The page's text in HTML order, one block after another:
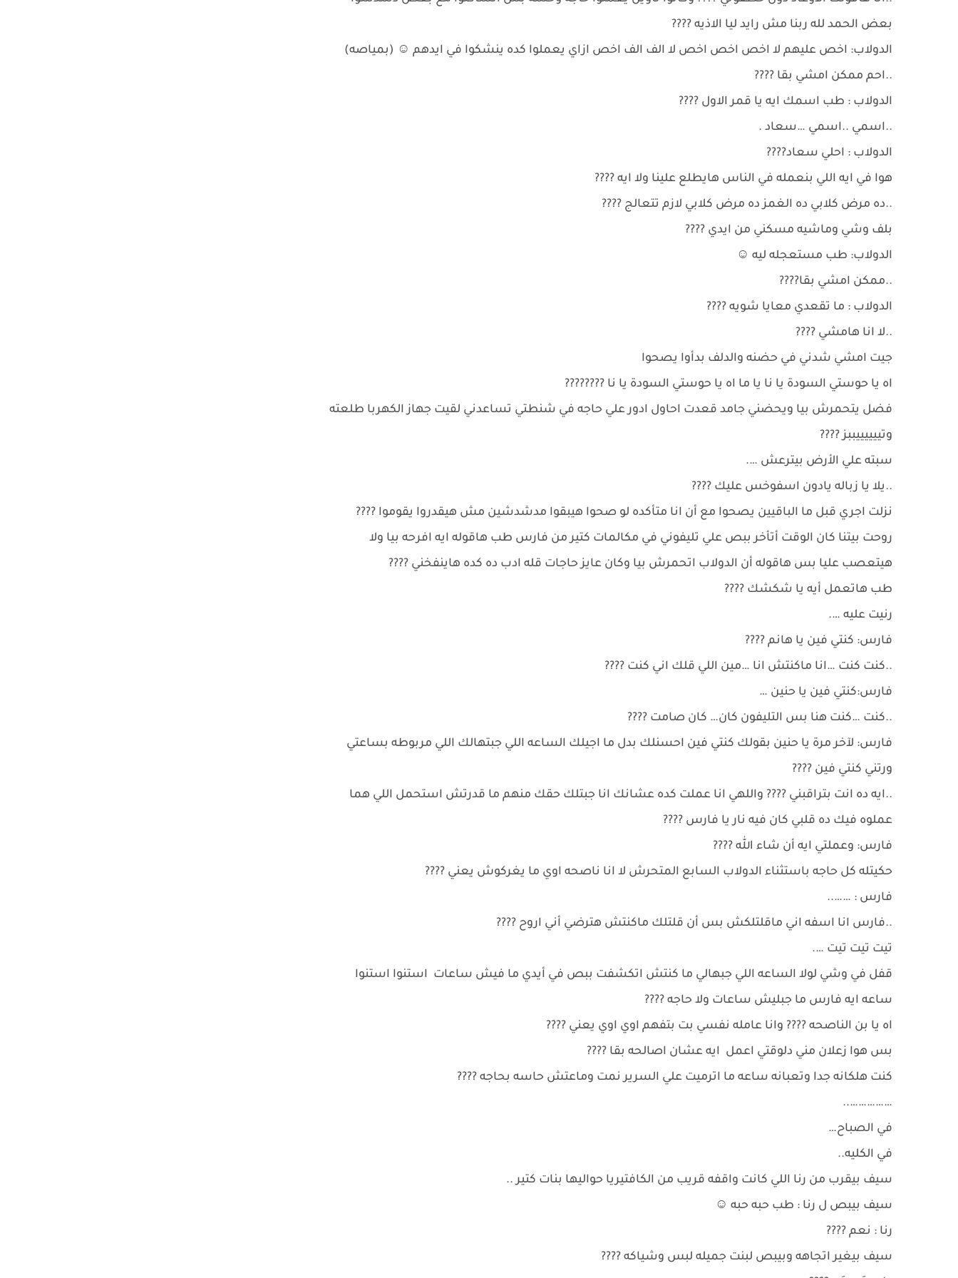
بعض الحمد لله ربنا مش رايد ليا الاذيه ????
الدولاب: اخص عليهم لا اخص اخص اخص لا الف الف اخص ازاي يعملوا كده ينشكوا في ايدهم ☺️ (بمياصه)
..احم ممكن امشي بقا ????
الدولاب : طب اسمك ايه يا قمر الاول ????
..اسمي ..اسمي …سعاد .
الدولاب : احلي سعاد????
هوا في ايه اللي بنعمله في الناس هايطلع علينا ولا ايه ????
..ده مرض كلابي ده الغمز ده مرض كلابي لازم تتعالج ????
بلف وشي وماشيه مسكني من ايدي ????
الدولاب: طب مستعجله ليه ☺️
..ممكن امشي بقا????
الدولاب : ما تقعدي معايا شويه ????
..لا انا هامشي ????
جيت امشي شدني في حضنه والدلف بدأوا يصحوا
اه يا حوستي السودة يا نا يا ما اه يا حوستي السودة يا نا ????????
فضل يتحمرش بيا ويحضني جامد قعدت احاول ادور علي حاجه في شنطتي تساعدني لقيت جهاز الكهربا طلعته
وتييييييببز ????
سبته علي الأرض بيترعش ….
..يلا يا زباله يادون اسفوخس عليك ????
نزلت اجري قبل ما الباقيين يصحوا مع أن انا متأكده لو صحوا هيبقوا مدشدشين مش هيقدروا يقوموا ????
روحت بيتنا كان الوقت أتأخر ببص علي تليفوني في مكالمات كتير من فارس طب هاقوله ايه افرحه بيا ولا
هيتعصب عليا بس هاقوله أن الدولاب اتحمرش بيا وكان عايز حاجات قله ادب ده كده هاينفخني ????
طب هاتعمل أيه يا شكشك ????
رنيت عليه ….
فارس: كنتي فين يا هانم ????
..كنت كنت …انا ماكنتش انا …مين اللي قلك اني كنت ????
فارس:كنتي فين يا حنين …
..كنت …كنت هنا بس التليفون كان… كان صامت ????
فارس: لآخر مرة يا حنين بقولك كنتي فين احسنلك بدل ما اجيلك الساعه اللي جبتهالك اللي مربوطه بساعتي
ورتني كنتي فين ????
..ايه ده انت بتراقبني ???? واللهي انا عملت كده عشانك انا جبتلك حقك منهم ما قدرتش استحمل اللي هما
عملوه فيك ده قلبي كان فيه نار يا فارس ????
فارس: وعملتي ايه أن شاء الله ????
حكيتله كل حاجه باستثناء الدولاب السابع المتحرش لا انا ناصحه اوي ما يغركوش يعني ????
فارس : ……..
..فارس انا اسفه اني ماقلتلكش بس أن قلتلك ماكنتش هترضي أني اروح ????
تيت تيت تيت ….
قفل في وشي لولا الساعه اللي جبهالي ما كنتش اتكشفت ببص في أيدي ما فيش ساعات استنوا استنوا
ساعه ايه فارس ما جبليش ساعات ولا حاجه ????
اه يا بن الناصحه ???? وانا عامله نفسي بت بتفهم اوي اوي يعني ????
بس هوا زعلان مني دلوقتي اعمل ايه عشان اصالحه بقا ????
كنت هلكانه جدا وتعبانه ساعه ما اترميت علي السرير نمت وماعتش حاسه بحاجه ????
……………..
في الصباح…
في الكليه..
سيف بيقرب من رنا اللي كانت واقفه قريب من الكافتيريا حواليها بنات كتير ..
سيف بيبص ل رنا : طب حبه حبه ☺️
رنا : نعم ????
سيف بيغير اتجاهه وبيبص لبنت جميله لبس وشياكه ????